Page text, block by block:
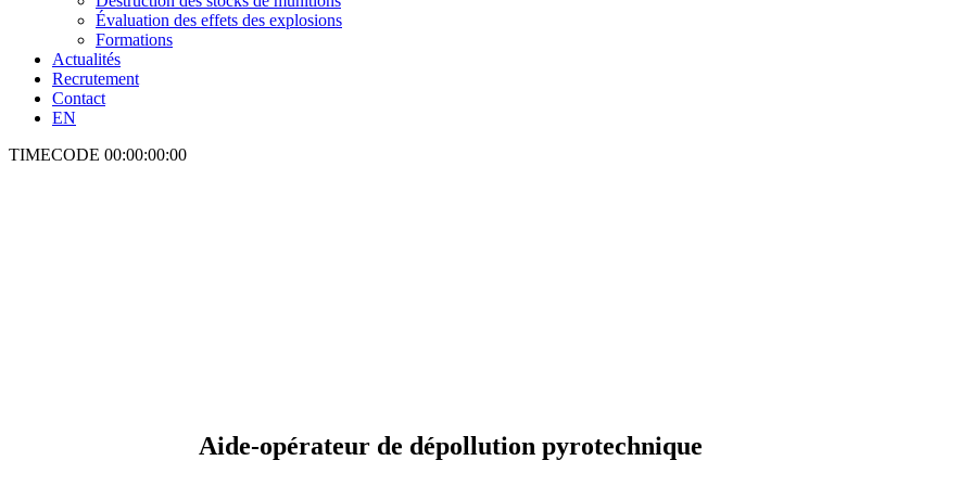
Évaluation des effets des explosions
Formations
Actualités
Recrutement
Contact
EN
TIMECODE 00:00:00:00
Aide-opérateur de dépollution pyrotechnique